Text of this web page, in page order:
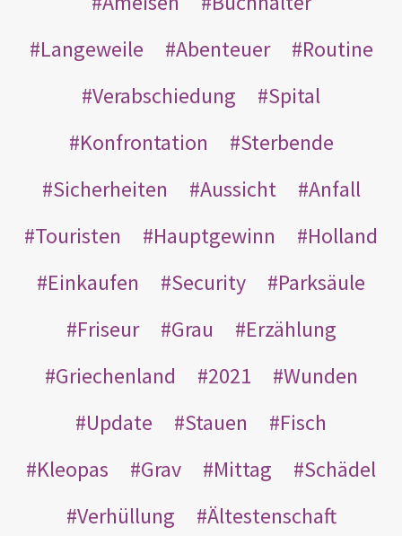
Langeweile
Abenteuer
Routine
Verabschiedung
Spital
Konfrontation
Sterbende
Sicherheiten
Aussicht
Anfall
Touristen
Hauptgewinn
Holland
Einkaufen
Security
Parksäule
Friseur
Grau
Erzählung
Griechenland
2021
Wunden
Update
Stauen
Fisch
Kleopas
Grav Mittag
Schädel
Verhüllung
Ältestenschaft